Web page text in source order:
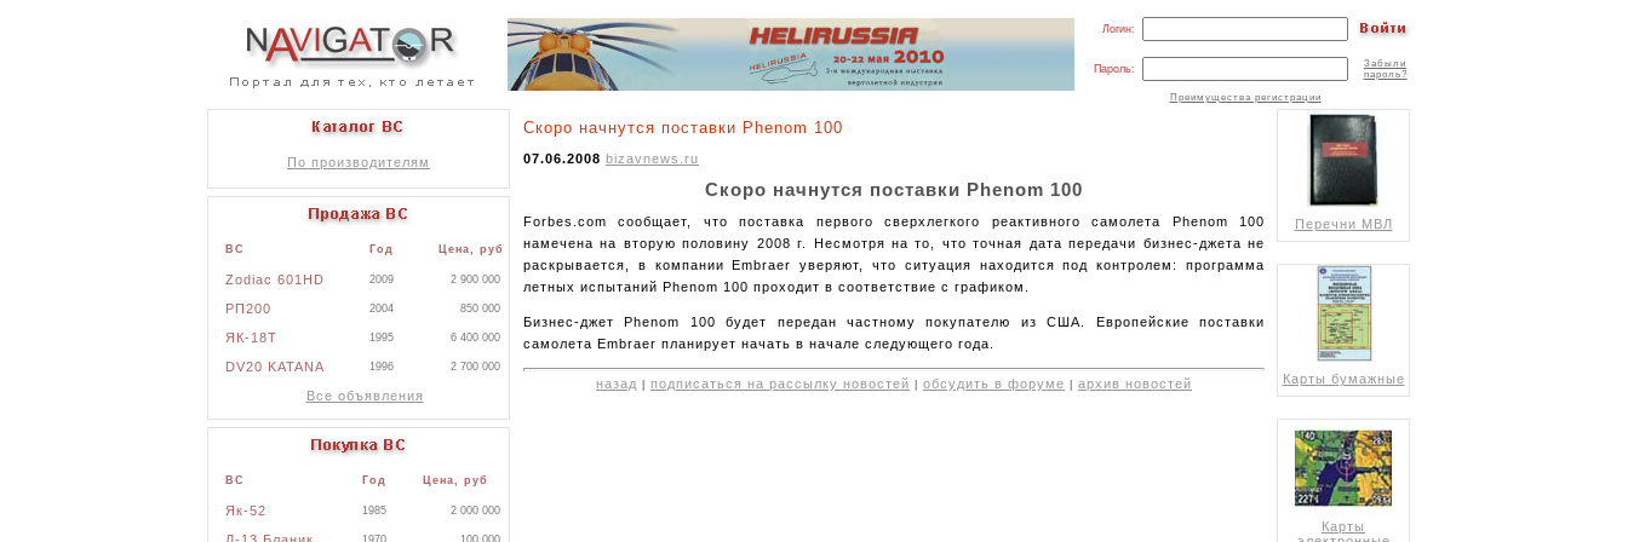
Логин:
Пароль:
Забыли
пароль?
Преимущества регистрации
По производителям
ВС Год Цена, руб
Zodiac 601HD 2009 2 900 000
РП200 2004 850 000
ЯК-18Т 1995 6 400 000
DV20 KATANA 1996 2 700 000
Все объявления
ВС Год Цена, руб
Як-52 1985 2 000 000
1970 100 000
Скоро начнутся поставки Phenom 100
07.06.2008 bizavnews.ru
Скоро начнутся поставки Phenom 100
Forbes.com сообщает, что поставка первого сверхлегкого реактивного самолета Phenom 100
намечена на вторую половину 2008 г. Несмотря на то, что точная дата передачи бизнес-джета не
раскрывается, в компании Embraer уверяют, что ситуация находится под контролем: программа
летных испытаний Phenom 100 проходит в соответствие с графиком.
Бизнес-джет Phenom 100 будет передан частному покупателю из США. Европейские поставки
самолета Embraer планирует начать в начале следующего года.
назад подписаться на рассылку новостей обсудить в форуме архив новостей
Перечни МВЛ
Карты бумажные
Карты